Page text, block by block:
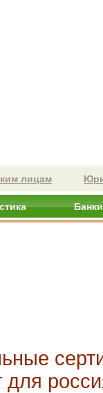
лицам
для